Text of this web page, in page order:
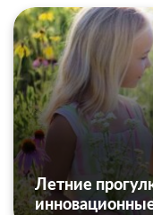
Летние